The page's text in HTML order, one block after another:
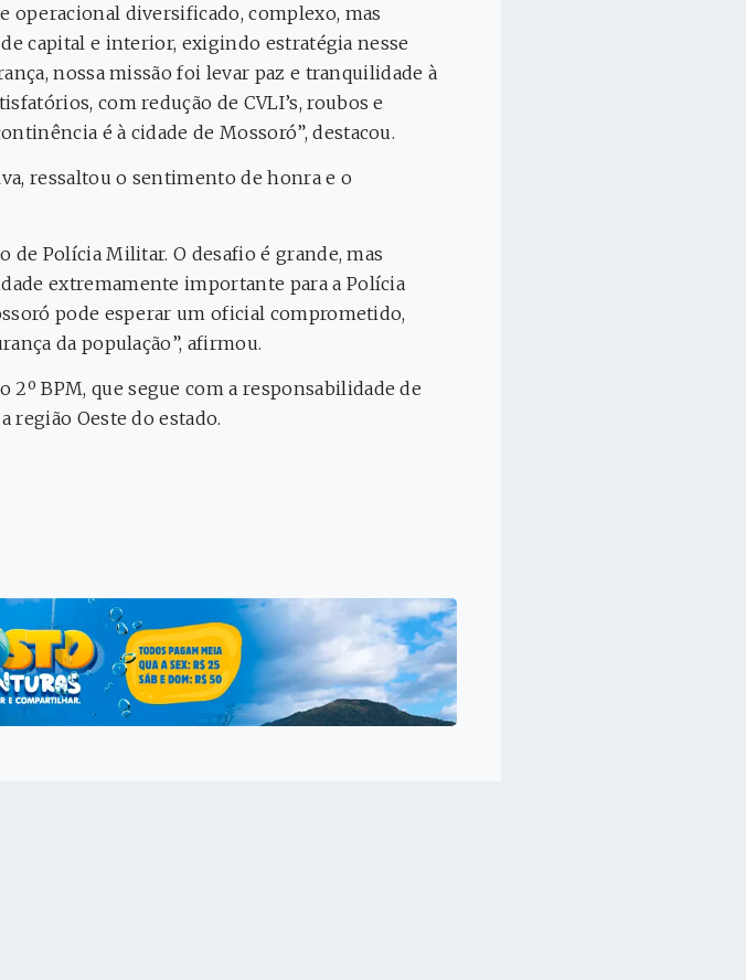
operacional diversificado, complexo, mas
capital e interior, exigindo estratégia nesse
nossa missão foi levar paz e tranquilidade à
com redução de CVLI’s, roubos e
é à cidade de Mossoró”, destacou.
ressaltou o sentimento de honra e o
Polícia Militar. O desafio é grande, mas
extremamente importante para a Polícia
pode esperar um oficial comprometido,
da população”, afirmou.
BPM, que segue com a responsabilidade de
região Oeste do estado.